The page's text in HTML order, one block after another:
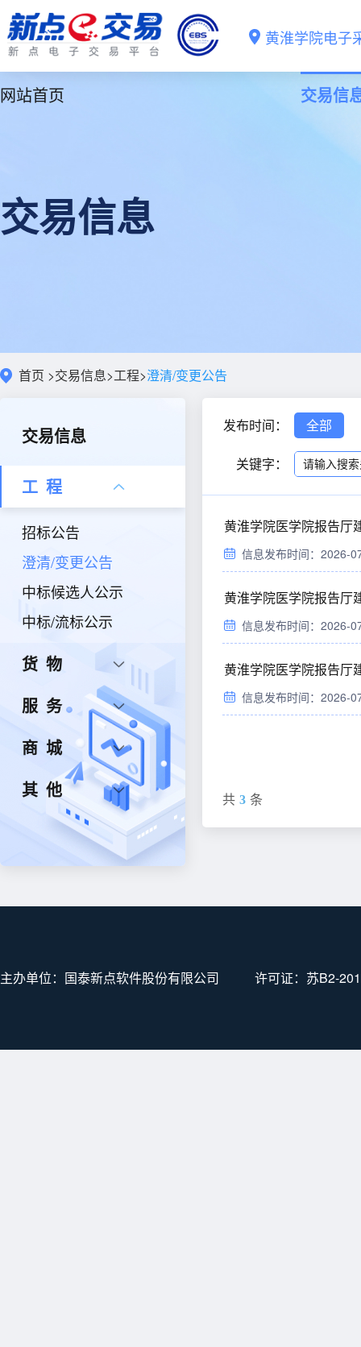
黄淮学院电子
网站首页 交易信
交易信息
首页 >交易信息>工程>澄清/变更公告
交易信息
工程
招标公告
澄清/变更公告
中标候选人公示
中标/流标公示
货物
服务
商城
其他
发布时间： 全部
关键字：
黄淮学院医学院报告厅
信息发布时间：2026-
黄淮学院医学院报告厅
信息发布时间：2026-
黄淮学院医学院报告厅
信息发布时间：2026-
共 3 条
主办单位：国泰新点软件股份有限公司 许可证： 苏B2-